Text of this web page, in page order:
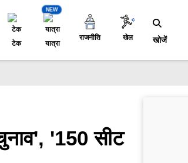
टेक
NEW
यात्रा
राजनीति खेल खोजें
'150 सीट